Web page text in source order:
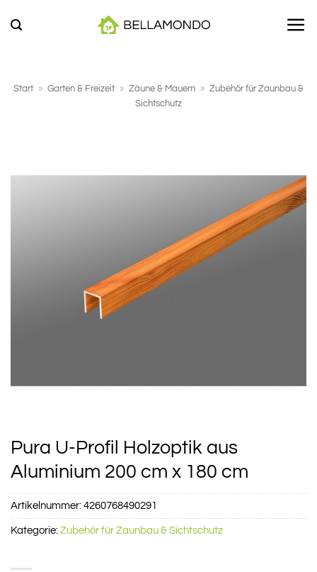
Inhalt
Start » Garten & Freizeit » Zäune & Mauern » Zubehör für Zaunbau &
Sichtschutz
Pura U-Profil Holzoptik aus
Aluminium 200 cm x 180 cm
Artikelnummer: 4260768490291
Kategorie: Zubehör für Zaunbau & Sichtschutz